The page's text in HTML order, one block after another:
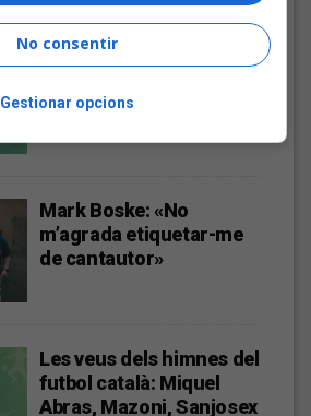
Les veus dels himnes del
Mark Boske: «No
m’agrada etiquetar-me
de cantautor»
Les veus dels himnes del
futbol català: Miquel
Abras, Mazoni, Sanjosex
No consentir
Gestionar opcions